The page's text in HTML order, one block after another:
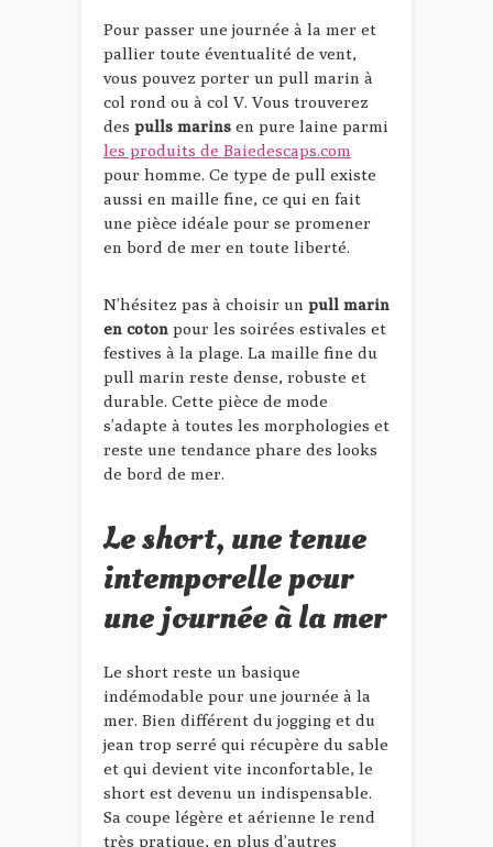
Pour passer une journée à la mer et
pallier toute éventualité de vent,
vous pouvez porter un pull marin à
col rond ou à col V. Vous trouverez
des pulls marins en pure laine parmi
les produits de Baiedescaps.com
pour homme. Ce type de pull existe
aussi en maille fine, ce qui en fait
une pièce idéale pour se promener
en bord de mer en toute liberté.
N’hésitez pas à choisir un pull marin
en coton pour les soirées estivales et
festives à la plage. La maille fine du
pull marin reste dense, robuste et
durable. Cette pièce de mode
s’adapte à toutes les morphologies et
reste une tendance phare des looks
de bord de mer.
Le short, une tenue
intemporelle pour
une journée à la mer
Le short reste un basique
indémodable pour une journée à la
mer. Bien différent du jogging et du
jean trop serré qui récupère du sable
et qui devient vite inconfortable, le
short est devenu un indispensable.
Sa coupe légère et aérienne le rend
très pratique, en plus d’autres